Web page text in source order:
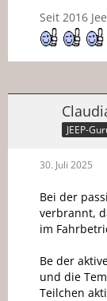
Seit 2016
JEEP-
30. Juli 2025
Bei der
verbrannt,
im
Be der
und die
Teilchen